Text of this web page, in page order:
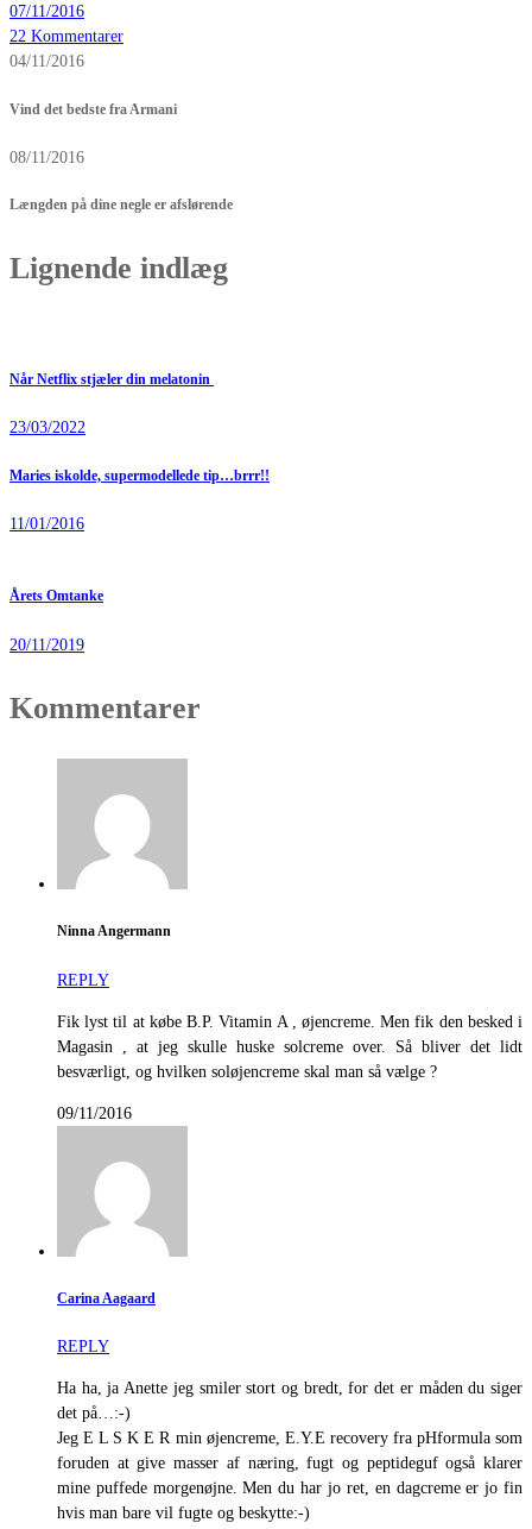
07/11/2016
22 Kommentarer
04/11/2016
Vind det bedste fra Armani
08/11/2016
Længden på dine negle er afslørende
Lignende indlæg
Når Netflix stjæler din melatonin
23/03/2022
Maries iskolde, supermodellede tip…brrr!!
11/01/2016
Årets Omtanke
20/11/2019
Kommentarer
Ninna Angermann
REPLY
Fik lyst til at købe B.P. Vitamin A , øjencreme. Men fik den besked i
Magasin , at jeg skulle huske solcreme over. Så bliver det lidt
besværligt, og hvilken soløjencreme skal man så vælge ?
09/11/2016
Carina Aagaard
REPLY
Ha ha, ja Anette jeg smiler stort og bredt, for det er måden du siger
det på…:-)
Jeg E L S K E R min øjencreme, E.Y.E recovery fra pHformula som
foruden at give masser af næring, fugt og peptideguf også klarer
mine puffede morgenøjne. Men du har jo ret, en dagcreme er jo fin
hvis man bare vil fugte og beskytte:-)